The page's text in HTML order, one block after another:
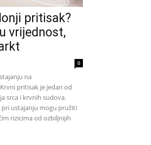
pritisak?
vrijednost,
0
na
pritisak je jedan od
srca i krvnih sudova.
ustajanju mogu pružiti
rizicima od ozbiljnijih